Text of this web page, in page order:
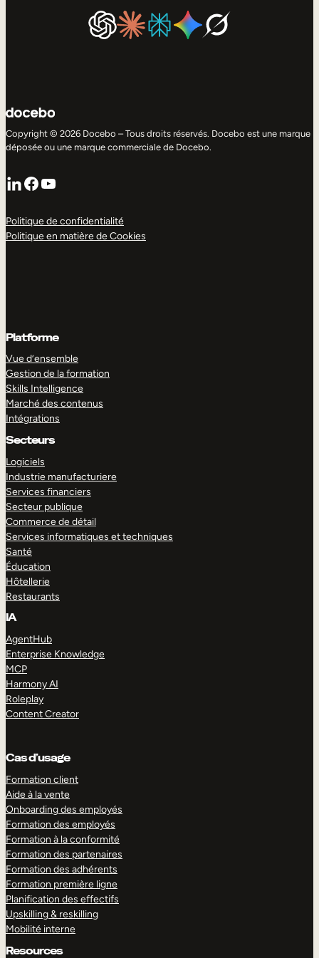
Copyright © 2026 Docebo – Tous droits réservés. Docebo est une marque
déposée ou une marque commerciale de Docebo.
LinkedIn
Facebook
YouTube
Politique de confidentialité
Politique en matière de Cookies
Platforme
Vue d’ensemble
Gestion de la formation
Skills Intelligence
Marché des contenus
Intégrations
Secteurs
Logiciels
Industrie manufacturiere
Services financiers
Secteur publique
Commerce de détail
Services informatiques et techniques
Santé
Éducation
Hôtellerie
Restaurants
IA
AgentHub
Enterprise Knowledge
MCP
Harmony AI
Roleplay
Content Creator
Cas d’usage
Formation client
Aide à la vente
Onboarding des employés
Formation des employés
Formation à la conformité
Formation des partenaires
Formation des adhérents
Formation première ligne
Planification des effectifs
Upskilling & reskilling
Mobilité interne
Resources